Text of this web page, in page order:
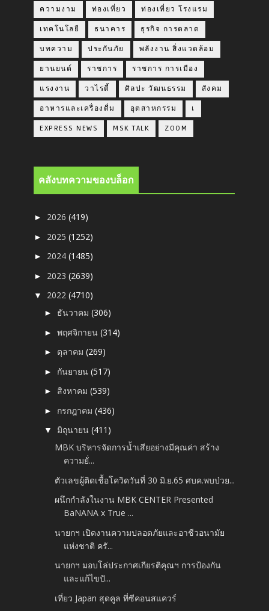
ความงาม ท่องเที่ยว ท่องเที่ยว โรงแรม
เทคโนโลยี ธนาคาร ธุรกิจ การตลาด
บทความ ประกันภัย พลังงาน สิ่งแวดล้อม
ยานยนต์ ราชการ ราชการ การเมือง
แรงงาน วาไรตี้ ศิลปะ วัฒนธรรม สังคม
อาหารและเครื่องดื่ม อุตสาหกรรม เ
EXPRESS NEWS MSK TALK ZOOM
คลังบทความของบล็อก
► 2026(419)
► 2025(1252)
► 2024(1485)
► 2023(2639)
▼ 2022(4710)
► ธันวาคม(306)
►พฤศจิกายน(314)
► ตุลาคม(269)
► กันยายน(517)
► สิงหาคม(539)
► กรกฎาคม(436)
▼ มิถุนายน(411)
MBK บริหารจัดการน้ำเสียอย่างมีคุณค่า สร้าง
ความยั่...
ตัวเลขผู้ติดเชื้อโควิดวันที่ 30 มิ.ย.65 ศบค.พบป่วย...
ผนึกกำลังในงาน MBK CENTER Presented
BaNANA x True ...
นายกฯ เปิดงานความปลอดภัยและอาชีวอนามัย
แห่งชาติ ครั...
นายกฯ มอบโล่ประกาศเกียรติคุณฯ การป้องกัน
และแก้ไขปั...
เที่ยว Japan สุดคูล ที่ซีคอนสแควร์